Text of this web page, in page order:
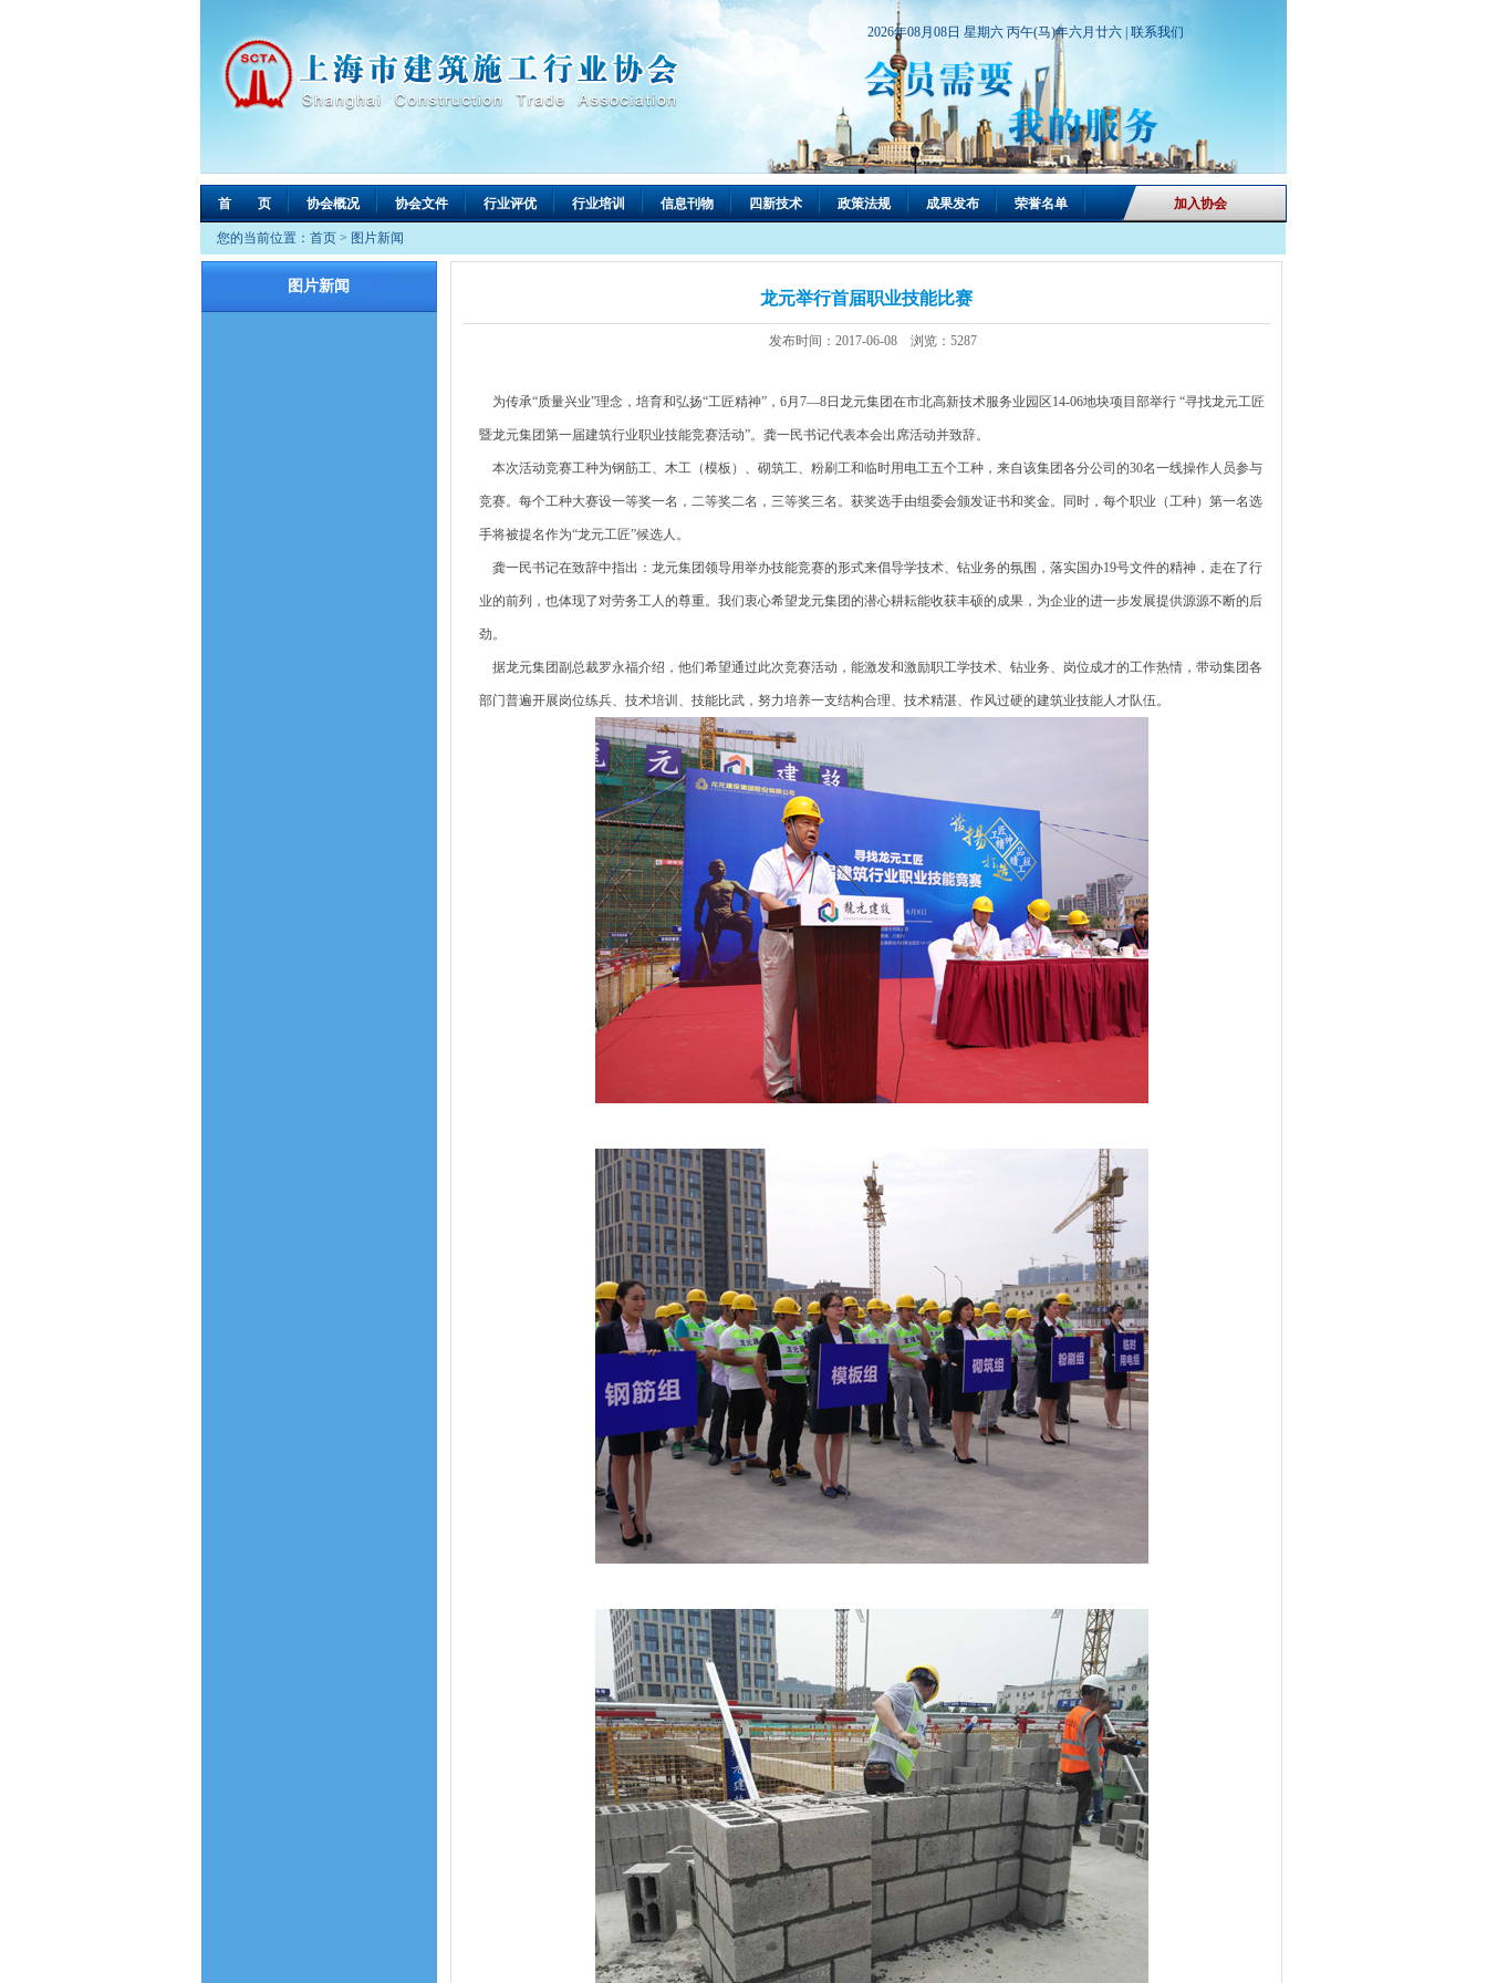
2026年08月08日 星期六 丙午(马)年六月廿六 | 联系我们
首 页 协会概况 协会文件 行业评优 行业培训 信息刊物 四新技术 政策法规 成果发布 荣誉名单 加入协会
您的当前位置： 首页 > 图片新闻
图片新闻
龙元举行首届职业技能比赛
发布时间：2017-06-08 浏览：5287
为传承“质量兴业”理念，培育和弘扬“工匠精神”，6月7—8日龙元集团在市北高新技术服务业园区14-06地块项目部举行 “寻找龙元工匠
暨龙元集团第一届建筑行业职业技能竞赛活动”。龚一民书记代表本会出席活动并致辞。
本次活动竞赛工种为钢筋工、木工（模板）、砌筑工、粉刷工和临时用电工五个工种，来自该集团各分公司的30名一线操作人员参与
竞赛。每个工种大赛设一等奖一名，二等奖二名，三等奖三名。获奖选手由组委会颁发证书和奖金。同时，每个职业（工种）第一名选
手将被提名作为“龙元工匠”候选人。
龚一民书记在致辞中指出：龙元集团领导用举办技能竞赛的形式来倡导学技术、钻业务的氛围，落实国办19号文件的精神，走在了行
业的前列，也体现了对劳务工人的尊重。我们衷心希望龙元集团的潜心耕耘能收获丰硕的成果，为企业的进一步发展提供源源不断的后
劲。
据龙元集团副总裁罗永福介绍，他们希望通过此次竞赛活动，能激发和激励职工学技术、钻业务、岗位成才的工作热情，带动集团各
部门普遍开展岗位练兵、技术培训、技能比武，努力培养一支结构合理、技术精湛、作风过硬的建筑业技能人才队伍。